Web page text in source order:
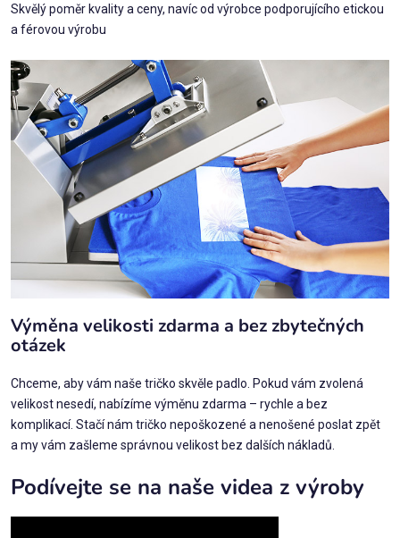
Skvělý poměr kvality a ceny, navíc od výrobce podporujícího etickou
a férovou výrobu
Výměna velikosti zdarma a bez zbytečných
otázek
Chceme, aby vám naše tričko skvěle padlo. Pokud vám zvolená
velikost nesedí, nabízíme výměnu zdarma – rychle a bez
komplikací. Stačí nám tričko nepoškozené a nenošené poslat zpět
a my vám zašleme správnou velikost bez dalších nákladů.
Podívejte se na naše videa z výroby